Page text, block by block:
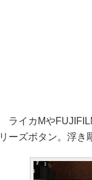
ライカMや
リーズボタン。浮き